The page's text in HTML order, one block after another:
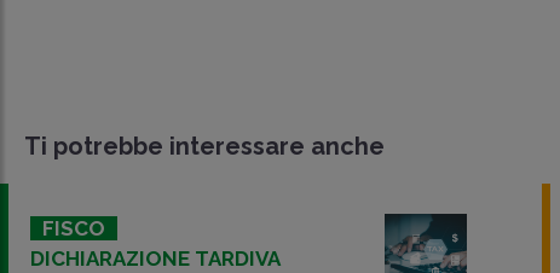
Ti potrebbe interessare anche
FISCO
DICHIARAZIONE TARDIVA